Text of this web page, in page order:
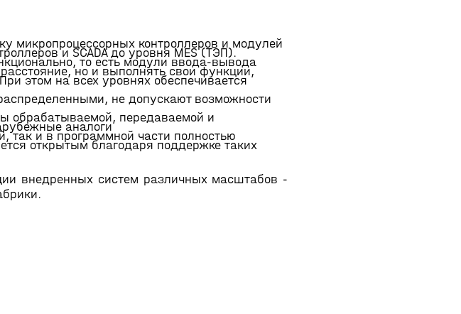
микропроцессорных контроллеров и модулей
и SCADA до уровня MES (ТЭП).
то есть модули ввода-вывода
но и выполнять свои функции,
этом на всех уровнях обеспечивается
не допускают возможности
обрабатываемой, передаваемой и
аналоги
так и в программной части полностью
открытым благодаря поддержке таких
внедренных систем различных масштабов -